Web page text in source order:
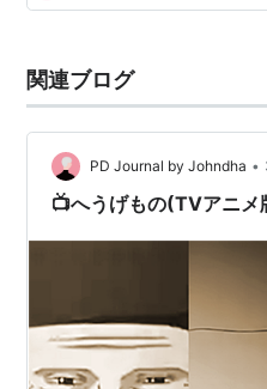
関連ブログ
PD Journal by Johndha •
📺へうげもの(TVアニメ